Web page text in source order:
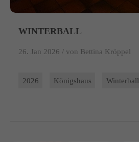
WINTERBALL
26. Jan 2026 / von Bettina Kröppel
2026 Königshaus Winterball